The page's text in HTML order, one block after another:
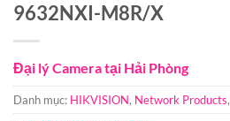
9632NXI-M8R/X
Đại lý Camera tại Hải Phòng
Danh mục: HIKVISION, Network Products,